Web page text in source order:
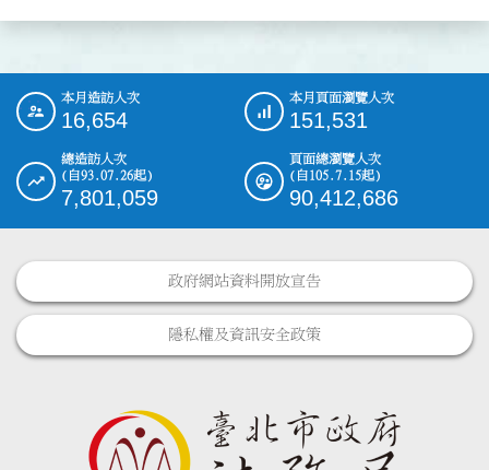
::: 本月造訪人次
16,654
本月頁面瀏覽人次
151,531
總造訪人次
(自93.07.26起)
7,801,059
頁面總瀏覽人次
(自105.7.15起)
90,412,686
政府網站資料開放宣告
隱私權及資訊安全政策